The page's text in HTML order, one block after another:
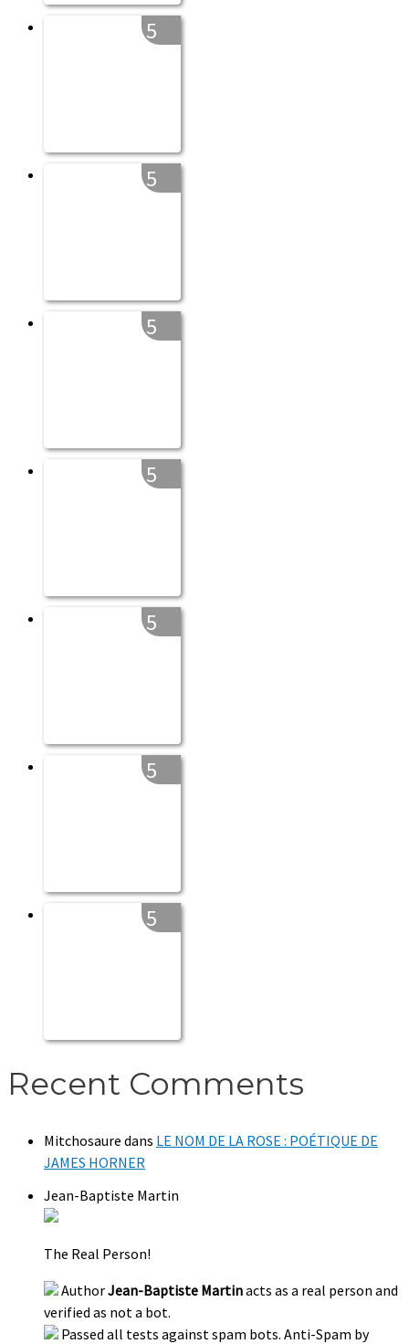
5
5
5
5
5
5
5
Recent Comments
Mitchosaure dans LE NOM DE LA ROSE : POÉTIQUE DE
JAMES HORNER
Jean-Baptiste Martin
The Real Person!
AuthorJean-Baptiste Martinacts as a real person and
verified as not a bot.
Passed all tests against spam bots. Anti-Spam by